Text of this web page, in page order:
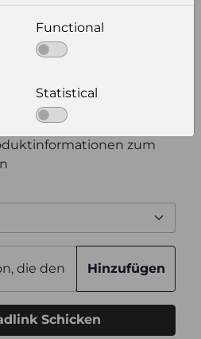
für Ihr Bild aus
zum
die den
Hinzufügen
Schicken
Functional
Statistical